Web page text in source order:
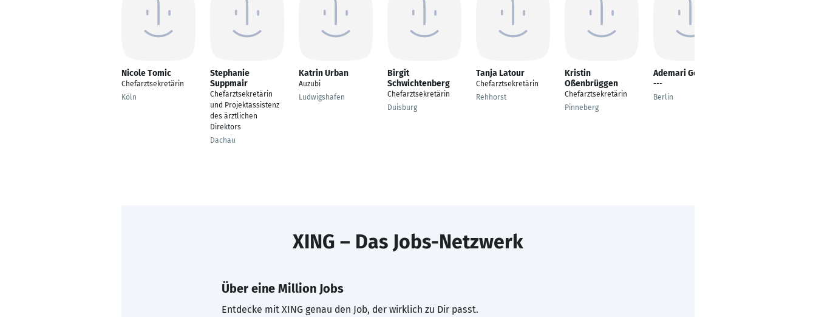
Nicole Tomic
Chefarztsekretärin
Köln
Stephanie
Suppmair
Chefarztsekretärin
und Projektassistenz
des ärztlichen
Direktors
Dachau
Katrin Urban
Auzubi
Ludwigshafen
Birgit
Schwichtenberg
Chefarztsekretärin
Duisburg
Tanja Latour
Chefarztsekretärin
Rehhorst
Kristin
Oßenbrüggen
Chefarztsekretärin
Pinneberg
Ademari Gollasch
---
Berlin
XING – Das Jobs-Netzwerk
Über eine Million Jobs
Entdecke mit XING genau den Job, der wirklich zu Dir passt.